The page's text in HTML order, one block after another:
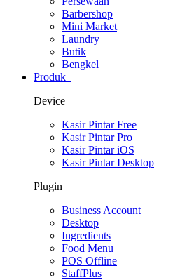
Barbershop
Mini Market
Laundry
Butik
Bengkel
Produk
Device
Kasir Pintar Free
Kasir Pintar Pro
Kasir Pintar iOS
Kasir Pintar Desktop
Plugin
Business Account
Desktop
Ingredients
Food Menu
POS Offline
StaffPlus